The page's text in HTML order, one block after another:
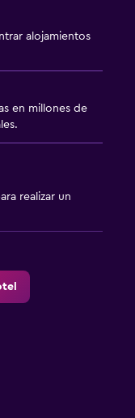
alojamientos
en millones de
realizar un